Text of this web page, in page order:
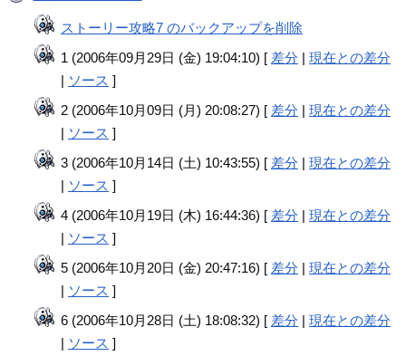
ストーリー攻略7 のバックアップを削除
1 (2006年09月29日 (金) 19:04:10) [ 差分 |現在との差分
| ソース ]
2 (2006年10月09日 (月) 20:08:27) [ 差分 |現在との差分
| ソース ]
3 (2006年10月14日 (土) 10:43:55) [ 差分 |現在との差分
| ソース ]
4 (2006年10月19日 (木) 16:44:36) [ 差分 |現在との差分
| ソース ]
5 (2006年10月20日 (金) 20:47:16) [ 差分 |現在との差分
| ソース ]
6 (2006年10月28日 (土) 18:08:32) [ 差分 |現在との差分
| ソース ]